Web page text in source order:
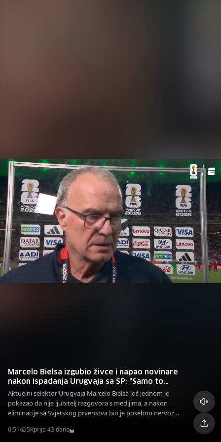
Marcelo Bielsa izgubio živce i napao novinare
nakon ispadanja Urugvaja sa SP: "Samo to
završite već jednom"
Aktuelni selektor Urugvaja Marcelo Bielsa još jednom je
pokazao da nije ljubitelj razgovora s medijima, a nakon
eliminacije sa Svjetskog prvenstva bio je posebno nervozan
0:51 5Kprije 43 dana